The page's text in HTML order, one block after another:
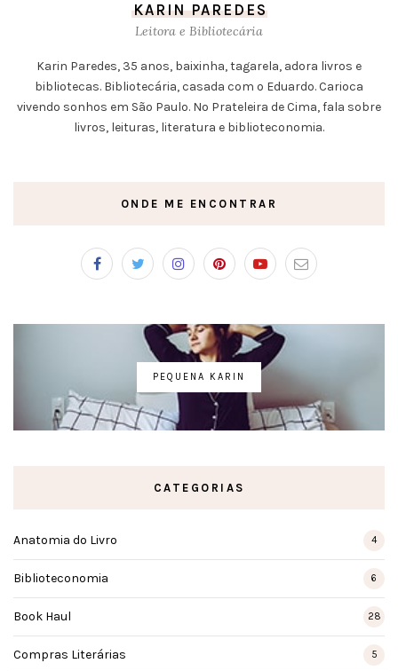
KARIN PAREDES
Leitora e Bibliotecária
Karin Paredes, 35 anos, baixinha, tagarela, adora livros e
bibliotecas. Bibliotecária, casada com o Eduardo. Carioca
vivendo sonhos em São Paulo. No Prateleira de Cima, fala sobre
livros, leituras, literatura e biblioteconomia.
ONDE ME ENCONTRAR
PEQUENA KARIN
CATEGORIAS
Anatomia do Livro 4
Biblioteconomia 6
Book Haul 28
Compras Literárias 5